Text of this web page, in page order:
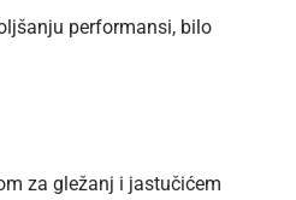
performansi, bilo
za gležanj i jastučićem